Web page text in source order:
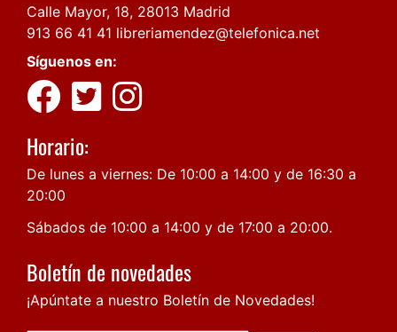
Calle Mayor, 18, 28013 Madrid
913 66 41 41 libreriamendez@telefonica.net
Síguenos en:
Horario:
De lunes a viernes: De 10:00 a 14:00 y de 16:30 a
20:00
Sábados de 10:00 a 14:00 y de 17:00 a 20:00.
Boletín de novedades
¡Apúntate a nuestro Boletín de Novedades!